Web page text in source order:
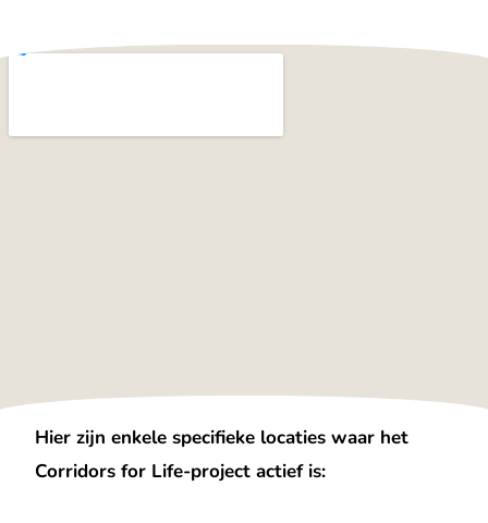
Hier zijn enkele specifieke locaties waar het
Corridors for Life-project actief is: